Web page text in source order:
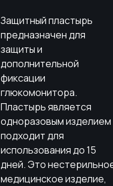
Защитный пластырь
предназначен для
защиты и
дополнительной
фиксации
глюкомонитора.
Пластырь является
одноразовым изделием
подходит для
использования до 15
дней. Это
медицинское изделие,